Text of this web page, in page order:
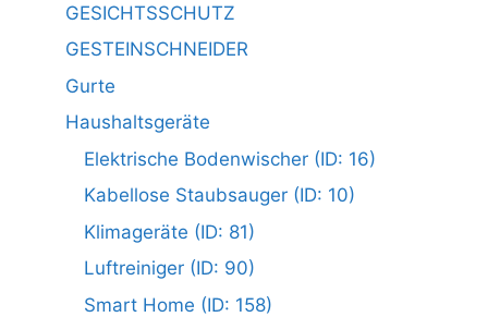
GESICHTSSCHUTZ
GESTEINSCHNEIDER
Gurte
Haushaltsgeräte
Elektrische Bodenwischer (ID: 16)
Kabellose Staubsauger (ID: 10)
Klimageräte (ID: 81)
Luftreiniger (ID: 90)
Smart Home (ID: 158)